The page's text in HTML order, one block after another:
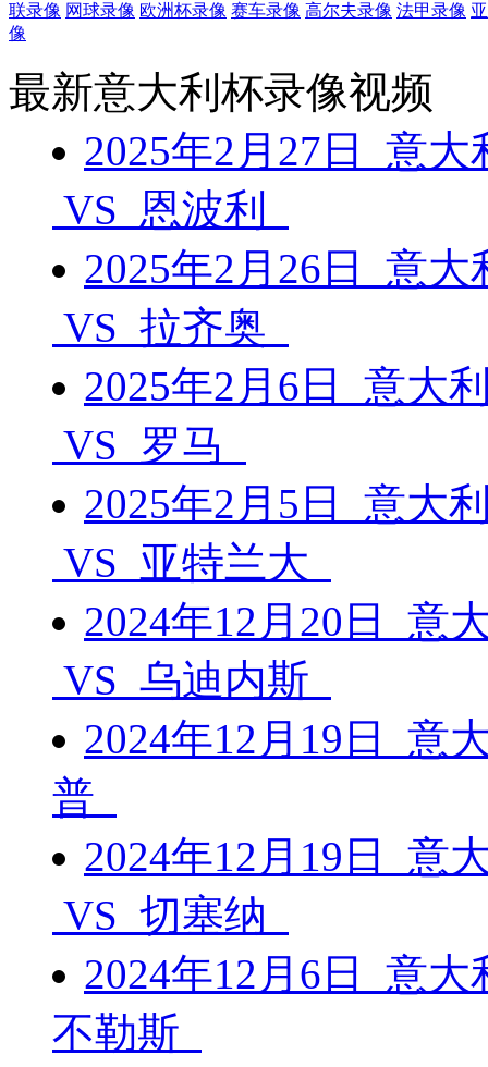
联录像 网球录像 欧洲杯录像 赛车录像 高尔夫录像 法甲录像
像
最新意大利杯录像视频
2025年2月27日 意
VS 恩波利
2025年2月26日 意
VS 拉齐奥
2025年2月6日 意大
VS 罗马
2025年2月5日 意大
VS 亚特兰大
2024年12月20日 意
VS 乌迪内斯
2024年12月19日 意
普
2024年12月19日 意
VS 切塞纳
2024年12月6日 意
不勒斯